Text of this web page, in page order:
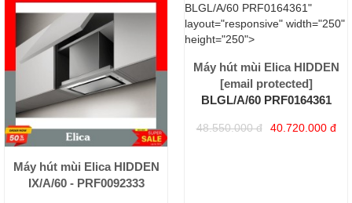
Máy hút mùi Elica HIDDEN
IX/A/60 - PRF0092333
BLGL/A/60 PRF0164361"
layout="responsive" width="250"
height="250">
Máy hút mùi Elica HIDDEN
[email protected]
BLGL/A/60 PRF0164361
48.550.000 đ 40.720.000 đ